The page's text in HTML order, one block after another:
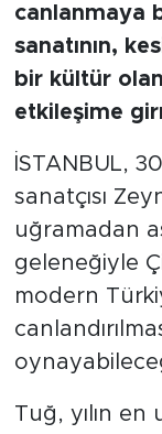
canlanmaya
sanatının,
bir kültür
etkileşime
İSTANBUL,
sanatçısı
uğramadan
geleneğiyle
modern
Tuğ, yılın
Xinhua
Seyahat